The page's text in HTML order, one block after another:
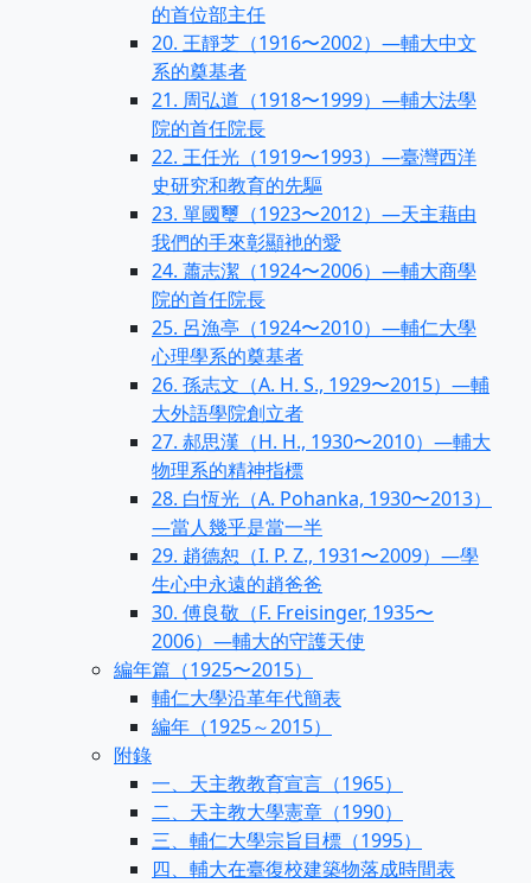
的首位部主任
20. 王靜芝（1916〜2002）—輔大中文
系的奠基者
21. 周弘道（1918〜1999）—輔大法學
院的首任院長
22. 王任光（1919〜1993）—臺灣西洋
史研究和教育的先驅
23. 單國璽（1923〜2012）—天主藉由
我們的手來彰顯衪的愛
24. 蕭志潔（1924〜2006）—輔大商學
院的首任院長
25. 呂漁亭（1924〜2010）—輔仁大學
心理學系的奠基者
26. 孫志文（A. H. S., 1929〜2015）—輔
大外語學院創立者
27. 郝思漢（H. H., 1930〜2010）—輔大
物理系的精神指標
28. 白恆光（A. Pohanka, 1930〜2013）
—當人幾乎是當一半
29. 趙德恕（I. P. Z., 1931〜2009）—學
生心中永遠的趙爸爸
30. 傅良敬（F. Freisinger, 1935〜
2006）—輔大的守護天使
編年篇（1925〜2015）
輔仁大學沿革年代簡表
編年（1925～2015）
附錄
一、天主教教育宣言（1965）
二、天主教大學憲章（1990）
三、輔仁大學宗旨目標（1995）
四、輔大在臺復校建築物落成時間表